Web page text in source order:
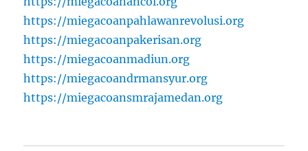
https://miegacoanpahlawanrevolusi.org
https://miegacoanpakerisan.org
https://miegacoanmadiun.org
https://miegacoandrmansyur.org
https://miegacoansmrajamedan.org